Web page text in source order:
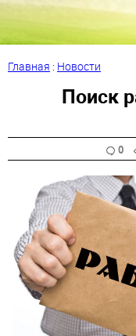
Главная : Новости
Поиск
0